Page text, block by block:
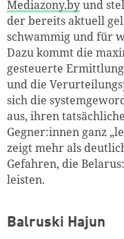
Mediazony.byund
der bereits aktuell
schwammig und für
Dazu kommt die
gesteuerte
und die
sich die
aus, ihren
Gegner:innen ganz
zeigt mehr als
Gefahren, die
leisten.
Balruski Hajun